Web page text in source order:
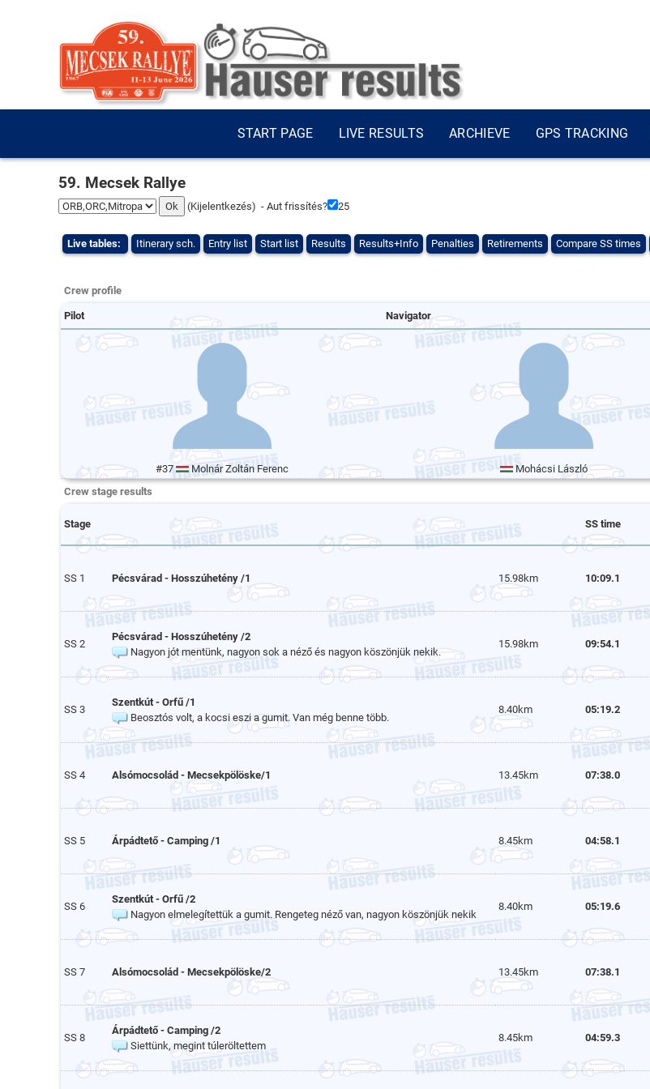
START PAGE LIVE RESULTS ARCHIEVE GPS TRACKING
59. Mecsek Rallye
(Kijelentkezés) - Aut frissítés? 25
Live tables: Itinerary sch. Entry list Start list Results Results+Info Penalties Retirements Compare SS times
Crew profile
Pilot Navigator
#37 Molnár Zoltán Ferenc Mohácsi László
Crew stage results
Stage SS time
SS 1 Pécsvárad - Hosszúhetény /1 15.98km 10:09.1
SS 2
Pécsvárad - Hosszúhetény /2
Nagyon jót mentünk, nagyon sok a néző és nagyon köszönjük nekik.
15.98km 09:54.1
SS 3
Szentkút - Orfű /1
Beosztós volt, a kocsi eszi a gumit. Van még benne több.
8.40km 05:19.2
SS 4 Alsómocsolád - Mecsekpölöske/1 13.45km 07:38.0
SS 5 Árpádtető - Camping /1 8.45km 04:58.1
SS 6
Szentkút - Orfű /2
Nagyon elmelegítettük a gumit. Rengeteg néző van, nagyon köszönjük nekik
8.40km 05:19.6
SS 7 Alsómocsolád - Mecsekpölöske/2 13.45km 07:38.1
SS 8
Árpádtető - Camping /2
Siettünk, megint túleröltettem
8.45km 04:59.3